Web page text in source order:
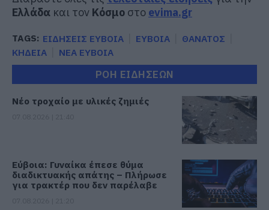
Ελλάδα και τον Κόσμο στο evima.gr
TAGS: ΕΙΔΗΣΕΙΣ ΕΥΒΟΙΑ ΕΥΒΟΙΑ
ΘΑΝΑΤΟΣ
ΚΗΔΕΙΑ
ΝΕΑ ΕΥΒΟΙΑ
ΡΟΗ ΕΙΔΗΣΕΩΝ
Νέο τροχαίο με υλικές ζημιές
Εύβοια: Γυναίκα έπεσε θύμα
διαδικτυακής απάτης – Πλήρωσε
για τρακτέρ που δεν παρέλαβε